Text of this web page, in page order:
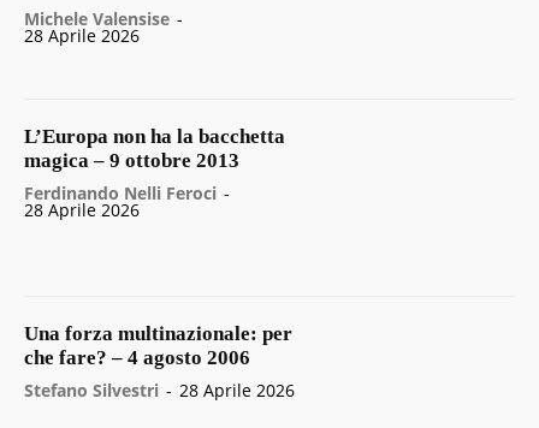
Michele Valensise -
28 Aprile 2026
L’Europa non ha la bacchetta
magica – 9 ottobre 2013
Ferdinando Nelli Feroci -
28 Aprile 2026
Una forza multinazionale: per
che fare? – 4 agosto 2006
Stefano Silvestri - 28 Aprile 2026